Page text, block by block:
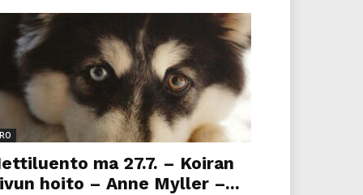
ma 27.7. – Koiran
hoito – Anne Myller –...